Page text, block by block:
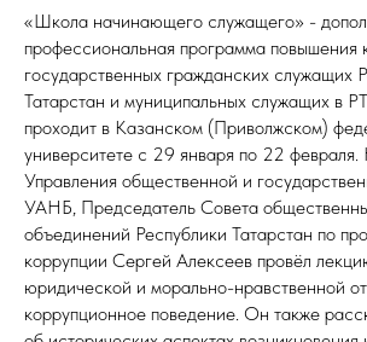
«Школа начинающего служащего» -
профессиональная программа повышения
государственных гражданских служащих
Татарстан и муниципальных служащих в
проходит в Казанском (Приволжском)
университете с 29 января по 22 февраля.
Управления общественной и
УАНБ, Председатель Совета
объединений Республики Татарстан по
коррупции Сергей Алексеев провёл
юридической и морально-нравственной
коррупционное поведение. Он также